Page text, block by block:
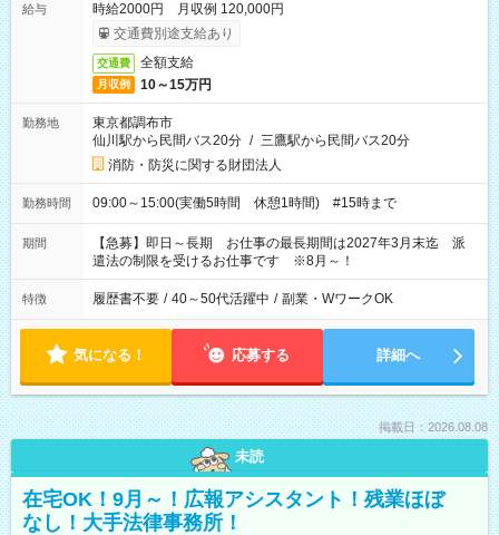
給与
時給2000円 月収例 120,000円
交通費別途支給あり
交通費 全額支給
月収例 10～15万円
勤務地
東京都調布市
仙川駅から民間バス20分 / 三鷹駅から民間バス20分
消防・防災に関する財団法人
勤務時間 09:00～15:00(実働5時間 休憩1時間) #15時まで
期間
【急募】即日～長期 お仕事の最長期間は2027年3月末迄 派
遣法の制限を受けるお仕事です ※8月～！
特徴 履歴書不要 / 40～50代活躍中 / 副業・WワークOK
気になる！ 応募する 詳細へ
掲載日：2026.08.08
未読
在宅OK！9月～！広報アシスタント！残業ほぼ
なし！大手法律事務所！